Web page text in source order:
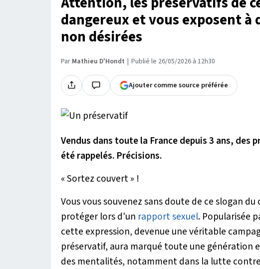
dangereux et vous exposent à
non désirées
Par Mathieu D'Hondt Publié le 26/05/2026 à 12h30
Ajouter comme source préférée
Vendus dans toute la France depuis 3 ans,
été rappelés. Précisions.
« Sortez couvert » !
Vous vous souvenez sans doute de ce slogan
protéger lors d'un rapport sexuel. Popularisée
cette expression, devenue une véritable
préservatif, aura marqué toute une
des mentalités, notamment dans la lutte